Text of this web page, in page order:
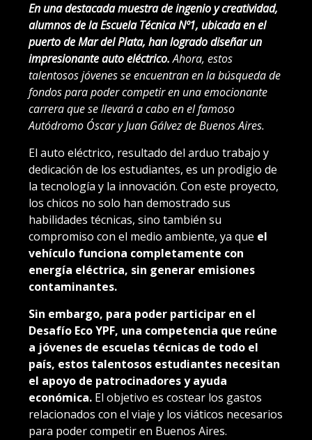
En una destacada muestra de ingenio y creatividad,
alumnos de la Escuela Técnica Nº1, ubicada en el
puerto de Mar del Plata, han logrado diseñar un
impresionante auto eléctrico.Ahora, estos
talentosos jóvenes se encuentran en la búsqueda de
fondos para poder competir en una emocionante
carrera que se llevará a cabo en el famoso
Autódromo Óscar y Juan Gálvez de Buenos Aires.
El auto eléctrico, resultado del arduo trabajo y
dedicación de los estudiantes, es un prodigio de
la tecnología y la innovación. Con este proyecto,
los chicos no solo han demostrado sus
habilidades técnicas, sino también su
compromiso con el medio ambiente, ya que el
vehículo funciona completamente con
energía eléctrica, sin generar emisiones
contaminantes.
Sin embargo, para poder participar en el
Desafío Eco YPF, una competencia que reúne
a jóvenes de escuelas técnicas de todo el
país, estos talentosos estudiantes necesitan
el apoyo de patrocinadores y ayuda
económica. El objetivo es costear los gastos
relacionados con el viaje y los viáticos necesarios
para poder competir en Buenos Aires.